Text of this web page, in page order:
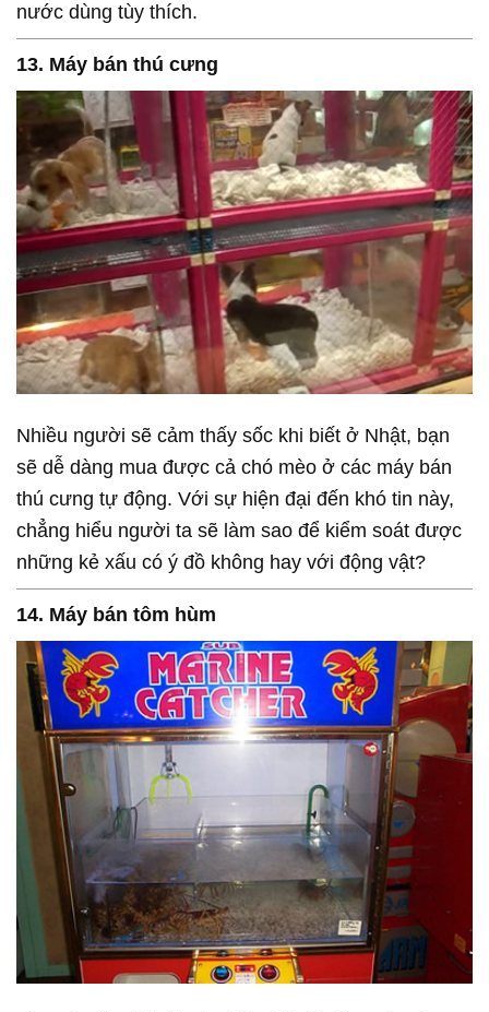
nước dùng tùy thích.
13. Máy bán thú cưng
Nhiều người sẽ cảm thấy sốc khi biết ở Nhật, bạn
sẽ dễ dàng mua được cả chó mèo ở các máy bán
thú cưng tự động. Với sự hiện đại đến khó tin này,
chẳng hiểu người ta sẽ làm sao để kiểm soát được
những kẻ xấu có ý đồ không hay với động vật?
14. Máy bán tôm hùm